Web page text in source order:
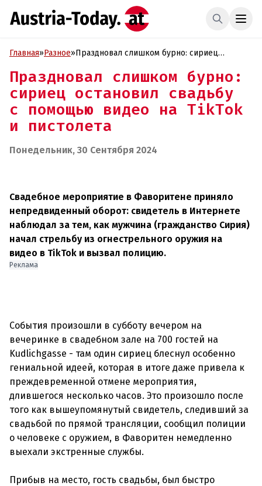
Главная»Разное»Праздновал слишком бурно: сириец
TikTok и пистолета
Праздновал слишком бурно:
сириец остановил свадьбу
с помощью видео на TikTok
и пистолета
Понедельник, 30 Сентября 2024
Свадебное мероприятие в Фаворитене приняло
непредвиденный оборот: свидетель в Интернете
наблюдал за тем, как мужчина (гражданство Сирия)
начал стрельбу из огнестрельного оружия на
видео в TikTok и вызвал полицию.
Реклама
События произошли в субботу вечером на
вечеринке в свадебном зале на 700 гостей на
Kudlichgasse - там один сириец блеснул особенно
гениальной идеей, которая в итоге даже привела к
преждевременной отмене мероприятия,
длившегося несколько часов. Это произошло после
того как вышеупомянутый свидетель, следивший за
свадьбой по прямой трансляции, сообщил полиции
о человеке с оружием, в Фаворитен немедленно
выехали экстренные службы.
Прибыв на место, гость свадьбы, был быстро